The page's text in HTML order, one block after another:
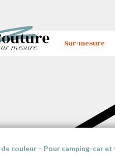
Sur-mesure
couleur – Pour camping-car et